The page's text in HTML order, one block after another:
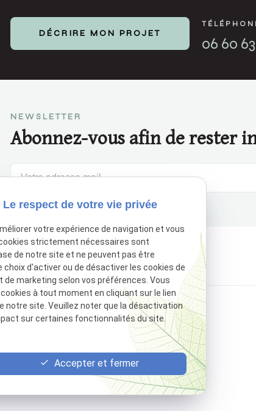
DÉCRIRE MON PROJET
06 60
NEWSLETTER
Abonnez-vous afin de rester
Le respect de votre vie privée
votre expérience de navigation et vous
strictement nécessaires sont
de notre site et ne peuvent pas être
d'activer ou de désactiver les cookies de
marketing selon vos préférences. Vous
à tout moment en cliquant sur le lien
notre site. Veuillez noter que la désactivation
sur certaines fonctionnalités du site.
Accepter et fermer